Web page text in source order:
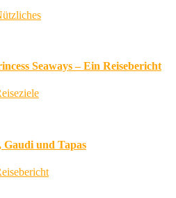
Seaways – Ein Reisebericht
Gaudi und Tapas